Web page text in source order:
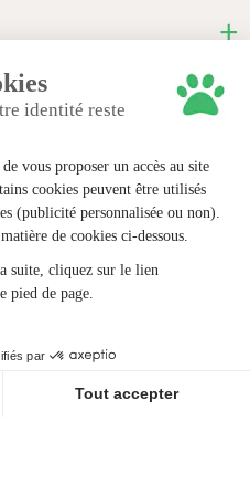
Mentions légales
Cookies
de ventes